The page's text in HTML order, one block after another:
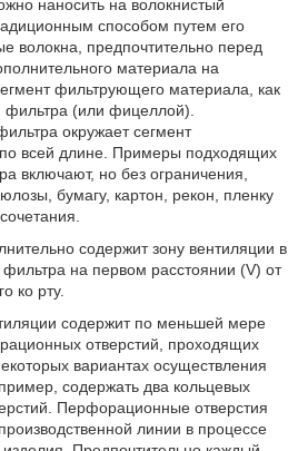
наносить на волокнистый
способом путем его
волокна, предпочтительно перед
материала на
фильтрующего материала, как
фильтра (или фицеллой).
окружает сегмент
всей длине. Примеры подходящих
включают, но без ограничения,
бумагу, картон, рекон, пленку
содержит зону вентиляции в
на первом расстоянии (V) от
ко рту.
содержит по меньшей мере
отверстий, проходящих
вариантах осуществления
содержать два кольцевых
Перфорационные отверстия
линии в процессе